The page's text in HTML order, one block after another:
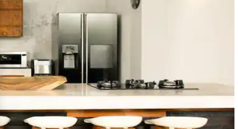
画面をタッチまたはスワイプして検索結果を確認することができます。